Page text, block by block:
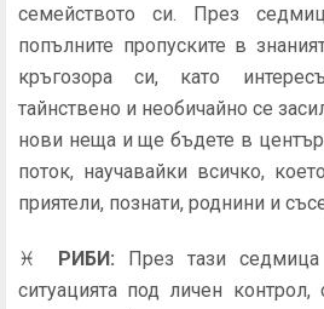
семейството си. През
попълните пропуските в
кръгозора си, като
тайнствено и необичайно се
нови неща и ще бъдете в
поток, научавайки всичко,
приятели, познати, роднини и
♓ РИБИ: През тази
ситуацията под личен контрол,